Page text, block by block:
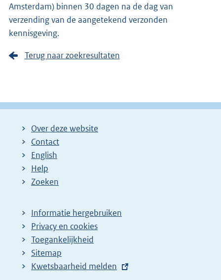
Amsterdam) binnen 30 dagen na de dag van
verzending van de aangetekend verzonden
kennisgeving.
Terug naar zoekresultaten
Over deze website
Contact
English
Help
Zoeken
Informatie hergebruiken
Privacy en cookies
Toegankelijkheid
Sitemap
E
Kwetsbaarheid melden